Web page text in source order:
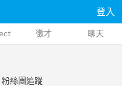
登入
徵才 聊天
絲團追蹤